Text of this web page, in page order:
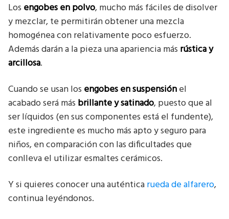
Los engobes en polvo, mucho más fáciles de disolver
y mezclar, te permitirán obtener una mezcla
homogénea con relativamente poco esfuerzo.
Además darán a la pieza una apariencia más rústica y
arcillosa.
Cuando se usan los engobes en suspensiónel
acabado será más brillante y satinado, puesto que al
ser líquidos (en sus componentes está el fundente),
este ingrediente es mucho más apto y seguro para
niños, en comparación con las dificultades que
conlleva el utilizar esmaltes cerámicos.
Y si quieres conocer una auténticarueda de alfarero,
continua leyéndonos.